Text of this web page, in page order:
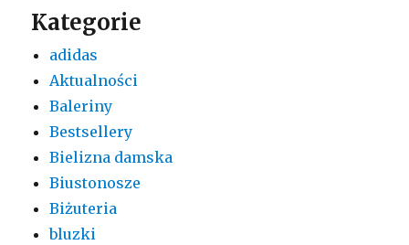
Kategorie
adidas
Aktualności
Baleriny
Bestsellery
Bielizna damska
Biustonosze
Biżuteria
bluzki